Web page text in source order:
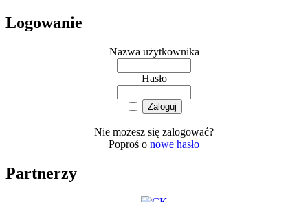
Logowanie
Nazwa użytkownika
Hasło
Nie możesz się zalogować?
Poproś o nowe hasło
Partnerzy